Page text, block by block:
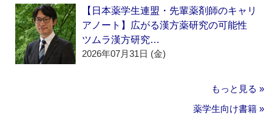
【日本薬学生連盟・先輩薬剤師のキャリ
アノート】広がる漢方薬研究の可能性
ツムラ漢方研究…
2026年07月31日 (金)
もっと見る »
薬学生向け書籍 »